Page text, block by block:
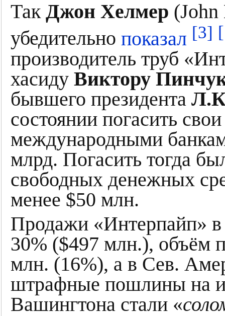
Так Джон Хелмер (John
убедительно показал [3]
производитель труб
хасиду Виктору
бывшего президента
состоянии погасить
международными
млрд. Погасить тогда
свободных денежных
менее $50 млн.
Продажи «Интерпайп» в
30% ($497 млн.)​​, объём
млн. (16%), а в Сев.
штрафные пошлины на
Вашингтона стали «